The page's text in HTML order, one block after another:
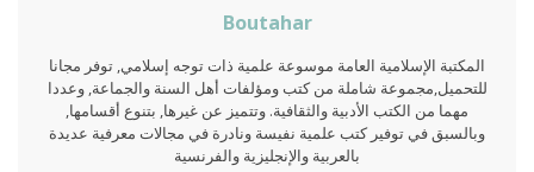
Boutahar
المكتبة الإسلامية العامة موسوعة علمية ذات توجه إسلامي, توفر مجانا
للتحميل,مجموعة شاملة من كتب ومؤلفات أهل السنة والجماعة, وعددا
مهما من الكتب الأدبية والثقافية. وتتميز عن غيرها, بتنوع أقسامها,
وبالسبق في توفير كتب علمية نفيسة ونادرة في مجالات معرفية عديدة
بالعربية والإنجليزية والفرنسية